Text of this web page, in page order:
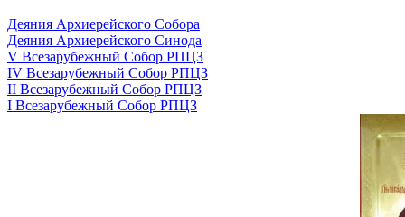
Деяния Архиерейского Собора
Деяния Архиерейского Синода
V Всезарубежный Собор РПЦЗ
IV Всезарубежный Собор РПЦЗ
II Всезарубежный Собор РПЦЗ
I Всезарубежный Собор РПЦЗ